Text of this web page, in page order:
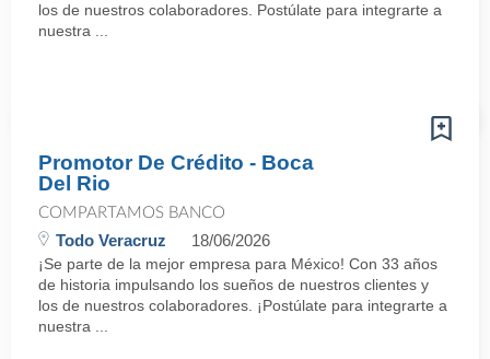
los de nuestros colaboradores. Postúlate para integrarte a
nuestra ...
Promotor De Crédito - Boca
Del Rio
COMPARTAMOS BANCO
Todo Veracruz 18/06/2026
¡Se parte de la mejor empresa para México! Con 33 años
de historia impulsando los sueños de nuestros clientes y
los de nuestros colaboradores. ¡Postúlate para integrarte a
nuestra ...